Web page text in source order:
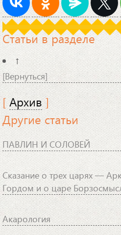
Статьи в разделе
↑
[Вернуться]
[Архив]
Другие статьи
ПАВЛИН И СОЛОВЕЙ
Сказание о трех царях —
Гордом и о царе
Акарология